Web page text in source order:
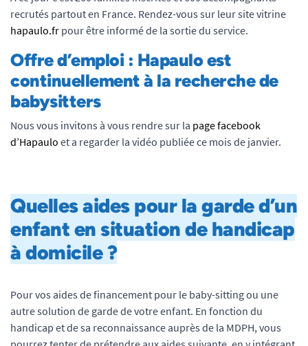
recrutés partout en France. Rendez-vous sur leur site vitrine
hapaulo.fr pour être informé de la sortie du service.
Offre d’emploi : Hapaulo est
continuellement à la recherche de
babysitters
Nous vous invitons à vous rendre sur la page facebook
d’Hapaulo et a regarder la vidéo publiée ce mois de janvier.
Quelles aides pour la garde d’un
enfant en situation de handicap
à domicile ?
Pour vos aides de financement pour le baby-sitting ou une
autre solution de garde de votre enfant. En fonction du
handicap et de sa reconnaissance auprès de la MDPH, vous